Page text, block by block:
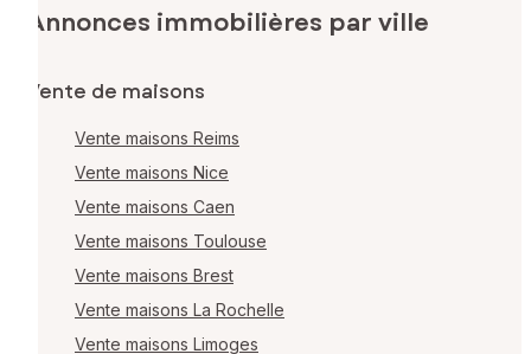
Annonces immobilières par ville
Vente de maisons
Vente maisons Reims
Vente maisons Nice
Vente maisons Caen
Vente maisons Toulouse
Vente maisons Brest
Vente maisons La Rochelle
Vente maisons Limoges